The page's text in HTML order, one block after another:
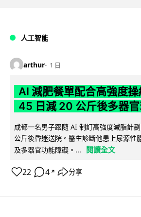
人工智能
arthur 1 日
AI 減肥餐單配合高強度
45 日減 20 公斤後多器
成都一名男子跟隨 AI 制訂高強度減脂計
公斤後昏迷送院。醫生診斷他患上尿源性
及多器官功能障礙。...
閱讀全文
22 4 ↗ 分享